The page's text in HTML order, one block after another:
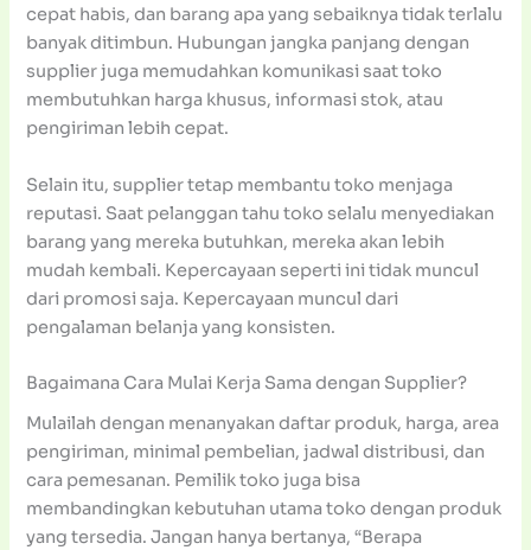
cepat habis, dan barang apa yang sebaiknya tidak terlalu
banyak ditimbun. Hubungan jangka panjang dengan
supplier juga memudahkan komunikasi saat toko
membutuhkan harga khusus, informasi stok, atau
pengiriman lebih cepat.
Selain itu, supplier tetap membantu toko menjaga
reputasi. Saat pelanggan tahu toko selalu menyediakan
barang yang mereka butuhkan, mereka akan lebih
mudah kembali. Kepercayaan seperti ini tidak muncul
dari promosi saja. Kepercayaan muncul dari
pengalaman belanja yang konsisten.
Bagaimana Cara Mulai Kerja Sama dengan Supplier?
Mulailah dengan menanyakan daftar produk, harga, area
pengiriman, minimal pembelian, jadwal distribusi, dan
cara pemesanan. Pemilik toko juga bisa
membandingkan kebutuhan utama toko dengan produk
yang tersedia. Jangan hanya bertanya, “Berapa